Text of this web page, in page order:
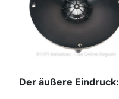
Der äußere Eindruck: